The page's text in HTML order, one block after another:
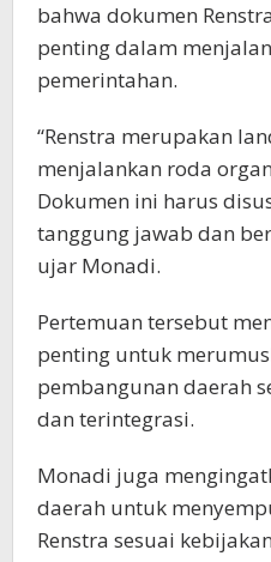
bahwa dokumen
penting dalam
pemerintahan.
“Renstra merupakan
menjalankan roda
Dokumen ini harus
tanggung jawab dan
ujar Monadi.
Pertemuan tersebut
penting untuk
pembangunan daerah
dan terintegrasi.
Monadi juga
daerah untuk
Renstra sesuai